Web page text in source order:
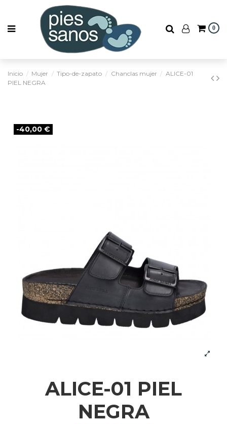
0
Inicio Mujer Tipo-de-zapato Chanclas mujer
ALICE-01
PIEL NEGRA
-40,00 €
ALICE-01 PIEL
NEGRA